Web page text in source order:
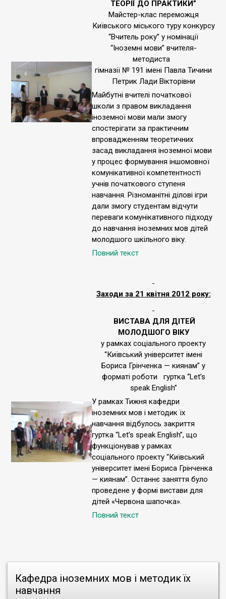
Кафедра іноземних мов і методик їх
навчання
ТЕОРІЇ ДО ПРАКТИКИ”
Майстер-клас переможця
Київського міського туру конкурсу
“Вчитель року” у номінації
“Іноземні мови” вчителя-
методиста
гімназії № 191 імені Павла Тичини
Петрик Лади Вікторівни
Майбутні вчителі початкової
школи з правом викладання
іноземної мови мали змогу
спостерігати за практичним
впровадженням теоретичних
засад викладання іноземної мови
у процес формування іншомовної
комунікативної компетентності
учнів початкового ступеня
навчання. Різноманітні ділові ігри
дали змогу студентам відчути
переваги комунікативного підходу
до навчання іноземних мов дітей
молодшого шкільного віку.
Повний текст
Заходи за 21 квітня 2012 року:
ВИСТАВА ДЛЯ ДІТЕЙ
МОЛОДШОГО ВІКУ
у рамках соціального проекту
“Київський університет імені
Бориса Грінченка — киянам” у
форматі роботи гуртка “Let’s
speak English”
У рамках Тижня кафедри
іноземних мов і методик їх
навчання відбулось закриття
гуртка “Let’s speak English”, що
функціонував у рамках
соціального проекту “Київський
університет імені Бориса Грінченка
— киянам”. Останнє заняття було
проведене у формі вистави для
дітей «Червона шапочка».
Повний текст